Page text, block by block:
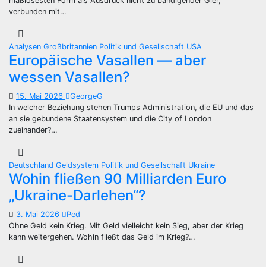
verbunden mit…
Analysen Großbritannien Politik und Gesellschaft USA
Europäische Vasallen — aber
wessen Vasallen?
15. Mai 2026
GeorgeG
In welcher Beziehung stehen Trumps Administration, die EU und das
an sie gebundene Staatensystem und die City of London
zueinander?…
Deutschland Geldsystem Politik und Gesellschaft Ukraine
Wohin fließen 90 Milliarden Euro
„Ukraine-Darlehen“?
3. Mai 2026
Ped
Ohne Geld kein Krieg. Mit Geld vielleicht kein Sieg, aber der Krieg
kann weitergehen. Wohin fließt das Geld im Krieg?…